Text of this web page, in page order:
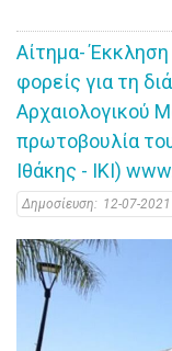
Αίτημα-
φορείς για τη
Αρχαιολογικού
πρωτοβουλία
Ιθάκης - IKI)
Δημοσίευση: 12-07-